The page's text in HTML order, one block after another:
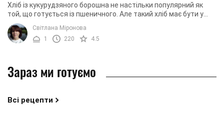
Хліб із кукурудзяного борошна не настільки популярний як
той, що готується із пшеничного. Але такий хліб має бути у
вашому раціоні, оскільки він має ...
Світлана Міронова
1
220 4.5
Зараз ми готуємо
Всі рецепти